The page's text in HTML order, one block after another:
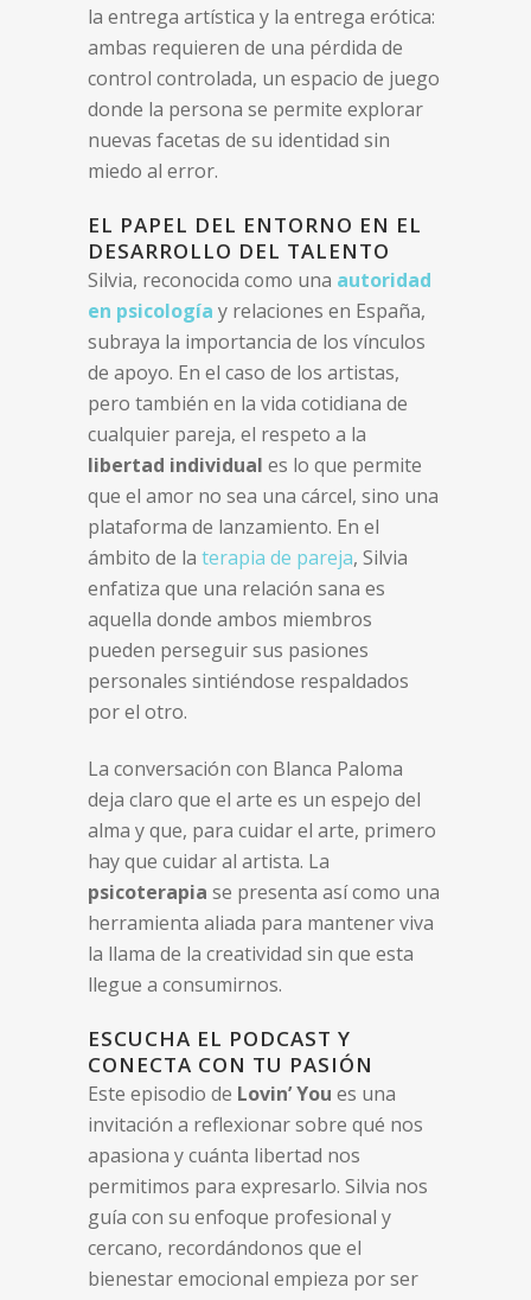
la entrega artística y la entrega erótica:
ambas requieren de una pérdida de
control controlada, un espacio de juego
donde la persona se permite explorar
nuevas facetas de su identidad sin
miedo al error.
EL PAPEL DEL ENTORNO EN EL
DESARROLLO DEL TALENTO
Silvia, reconocida como una autoridad
en psicología y relaciones en España,
subraya la importancia de los vínculos
de apoyo. En el caso de los artistas,
pero también en la vida cotidiana de
cualquier pareja, el respeto a la
libertad individual es lo que permite
que el amor no sea una cárcel, sino una
plataforma de lanzamiento. En el
ámbito de la terapia de pareja, Silvia
enfatiza que una relación sana es
aquella donde ambos miembros
pueden perseguir sus pasiones
personales sintiéndose respaldados
por el otro.
La conversación con Blanca Paloma
deja claro que el arte es un espejo del
alma y que, para cuidar el arte, primero
hay que cuidar al artista. La
psicoterapia se presenta así como una
herramienta aliada para mantener viva
la llama de la creatividad sin que esta
llegue a consumirnos.
ESCUCHA EL PODCAST Y
CONECTA CON TU PASIÓN
Este episodio de Lovin’ You es una
invitación a reflexionar sobre qué nos
apasiona y cuánta libertad nos
permitimos para expresarlo. Silvia nos
guía con su enfoque profesional y
cercano, recordándonos que el
bienestar emocional empieza por ser